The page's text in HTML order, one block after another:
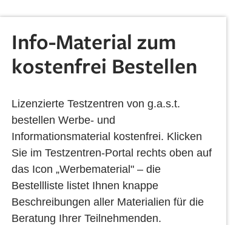
Info-Material zum
kostenfrei Bestellen
Lizenzierte Testzentren von g.a.s.t.
bestellen Werbe- und
Informationsmaterial kostenfrei. Klicken
Sie im Testzentren-Portal rechts oben auf
das Icon „Werbematerial" – die
Bestellliste listet Ihnen knappe
Beschreibungen aller Materialien für die
Beratung Ihrer Teilnehmenden.